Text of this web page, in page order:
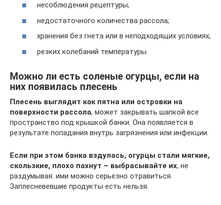
несоблюдения рецептуры;
недостаточного количества рассола;
хранения без гнета или в неподходящих условиях;
резких колебаний температуры.
Можно ли есть соленые огурцы, если на
них появилась плесень
Плесень выглядит как пятна или островки на
поверхности рассола, может закрывать шапкой все
пространство под крышкой банки. Она появляется в
результате попадания внутрь загрязнения или инфекции.
Если при этом банка вздулась, огурцы стали мягкие,
скользкие, плохо пахнут – выбрасывайте их, не
раздумывая: ими можно серьезно отравиться.
Заплесневевшие продукты есть нельзя.